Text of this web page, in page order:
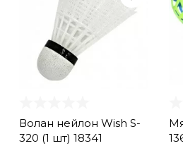
Волан нейлон Wish S-
320 (1 шт) 18341